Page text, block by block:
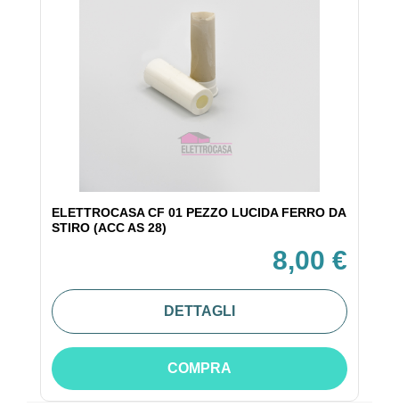
ELETTROCASA CF 01 PEZZO LUCIDA FERRO DA
STIRO (ACC AS 28)
8,00 €
DETTAGLI
COMPRA